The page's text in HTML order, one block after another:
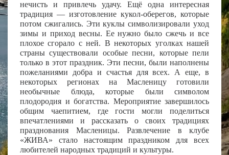
нечисть и привлечь удачу. Ещё одна интересная
традиция — изготовление кукол-оберегов, которые
потом сжигались. Эти куклы символизировали уход
зимы и приход весны. Ее нужно было сжечь и все
плохое сгорало с ней. В некоторых уголках нашей
страны существовали особые песни, которые пели
только в этот праздник. Эти песни, были наполнены
пожеланиями добра и счастья для всех. А еще, в
некоторых регионах на Масленицу готовили
необычные блюда, которые были символом
плодородия и богатства. Мероприятие завершилось
общим чаепитием, где гости могли поделиться
впечатлениями и рассказать о своих традициях
празднования Масленицы. Развлечение в клубе
«ЖИВА» стало настоящим праздником для всех
любителей народных традиций и культуры.